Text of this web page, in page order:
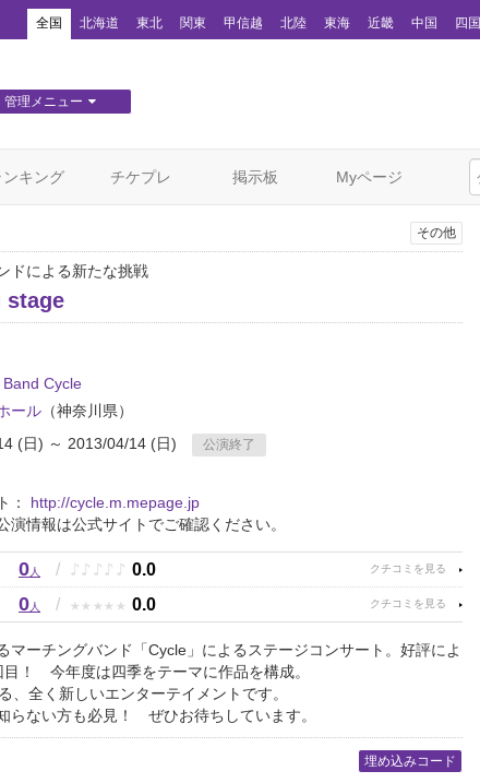
全国 北海道 東北 関東 甲信越 北陸 東海 近畿 中国 四国
管理メニュー
ンキング チケプレ 掲示板 Myページ
その他
ドによる新たな挑戦
stage
Cycle
ール （神奈川県）
(日) ～ 2013/04/14 (日)
公演終了
： http://cycle.m.mepage.jp
演情報は公式サイトでご確認ください。
0人 / ♪ ♪ ♪ ♪ ♪ 0.0
0人 / ★ ★ ★ ★ ★ 0.0
マーチングバンド「Cycle」によるステージコンサート。好評によ
目！ 今年度は四季をテーマに作品を構成。
、全く新しいエンターテイメントです。
らない方も必見！ ぜひお待ちしています。
埋め込みコード